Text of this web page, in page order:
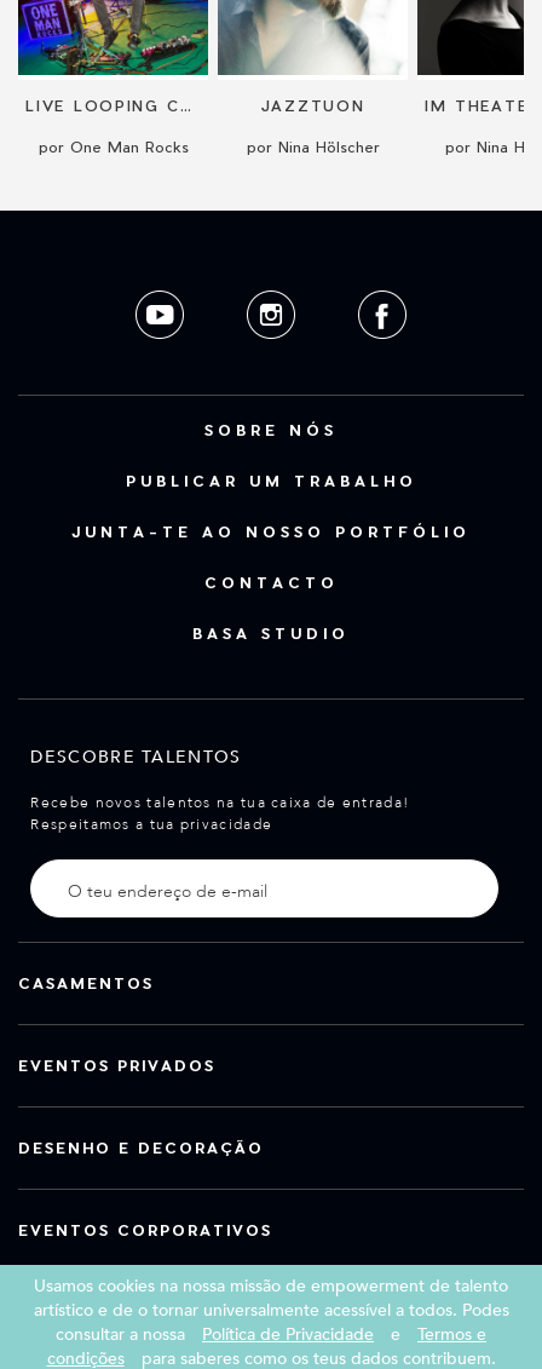
LIVE LOOPING COVERS - ONE MAN BAND
por One Man Rocks
JAZZTUON
por Nina Hölscher por Nina
SOBRE NÓS
PUBLICAR UM TRABALHO
JUNTA-TE AO NOSSO PORTFÓLIO
CONTACTO
BASA STUDIO
DESCOBRE TALENTOS
Recebe novos talentos na tua caixa de entrada!
Respeitamos a tua privacidade
CASAMENTOS
EVENTOS PRIVADOS
DESENHO E DECORAÇÃO
EVENTOS CORPORATIVOS
Copyright 2026 Book a Street Artist
Usamos cookies na nossa missão de empowerment de talento
artístico e de o tornar universalmente acessível a todos. Podes
consultar a nossa
Política de Privacidade e
Termos e
condições
para saberes como os teus dados contribuem.